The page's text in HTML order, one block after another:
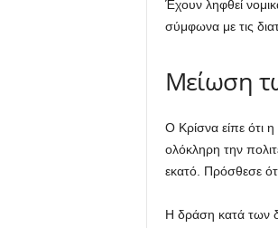
Έχουν ληφθεί
σύμφωνα με τις
Μείωση
Ο Κρίσνα είπε ότι
ολόκληρη την
εκατό. Πρόσθεσε
Η δράση κατά των